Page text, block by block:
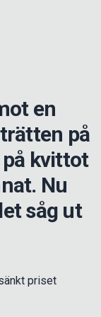
en
på
kvittot
Nu
såg ut
priset